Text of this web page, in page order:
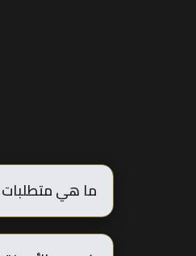
ما هي متطلبات
جودة مشاهدة.